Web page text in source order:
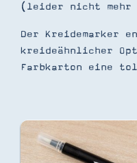
(leider nicht mehr
Der Kreidemarker
kreideähnlicher
Farbkarton eine